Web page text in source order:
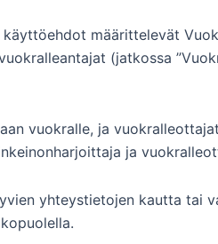
määrittelevät
(jatkossa
vuokralle, ja
ja
yhteystietojen kautta tai